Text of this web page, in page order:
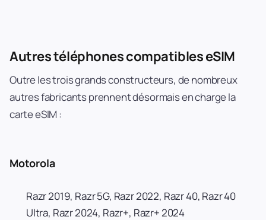
Autres téléphones compatibles eSIM
Outre les trois grands constructeurs, de nombreux
autres fabricants prennent désormais en charge la
carte eSIM :
Motorola
Razr 2019, Razr 5G, Razr 2022, Razr 40, Razr 40
Ultra, Razr 2024, Razr+, Razr+ 2024